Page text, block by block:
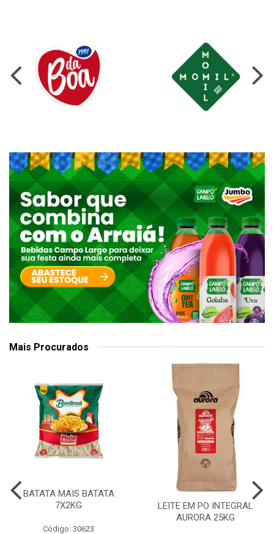
Mais Procurados
BATATA MAIS BATATA
7X2KG
Código: 30623
LEITE EM PO INTEGRAL
AURORA 25KG